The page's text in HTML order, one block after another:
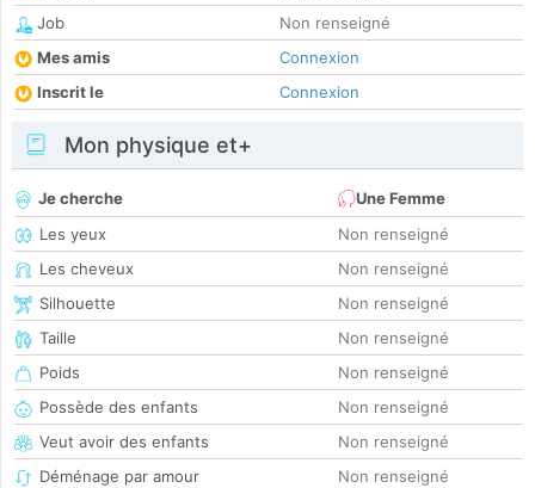
Job
Non renseigné
Mes amis
Connexion
Inscrit le
Connexion
Mon physique et+
Je cherche
Une Femme
Les yeux
Non renseigné
Les cheveux
Non renseigné
Silhouette
Non renseigné
Taille
Non renseigné
Poids
Non renseigné
Possède des enfants
Non renseigné
Veut avoir des enfants
Non renseigné
Déménage par amour
Non renseigné